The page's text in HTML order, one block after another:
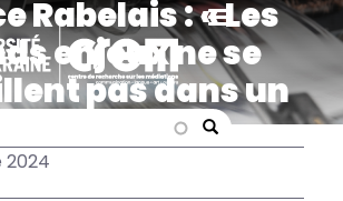
search
Rabelais : « Les
enjeux ne se
pas dans un
à balais »,
Walter dans le